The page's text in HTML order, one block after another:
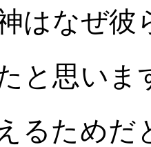
はなぜ彼
と思いま
るためだ